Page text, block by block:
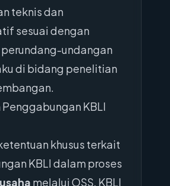
teknis dan
sesuai dengan
undangan
di bidang penelitian
KBLI
khusus terkait
KBLI dalam proses
melalui OSS. KBLI